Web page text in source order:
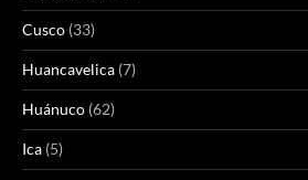
Cusco (33)
Huancavelica (7)
Huánuco (62)
Ica (5)